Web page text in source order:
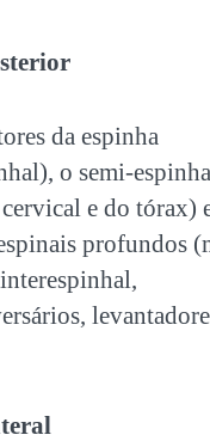
da espinha
o semi-
cervical e do tórax)
profundos